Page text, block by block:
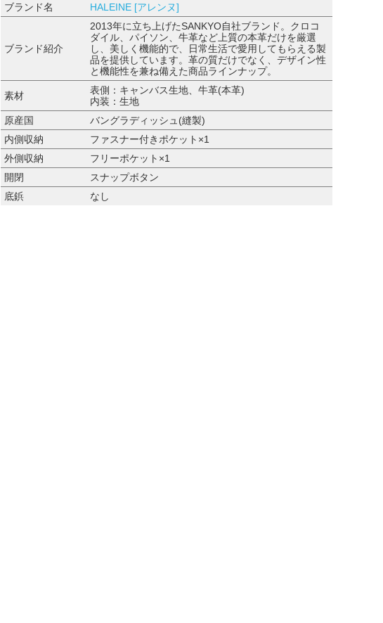
ブランド名
HALEINE [アレンヌ]
ブランド紹介
2013年に立ち上げたSANKYO自社ブランド。クロコ
ダイル、パイソン、牛革など上質の本革だけを厳選
し、美しく機能的で、日常生活で愛用してもらえる製
品を提供しています。革の質だけでなく、デザイン性
と機能性を兼ね備えた商品ラインナップ。
素材
表側：キャンバス生地、牛革(本革)
内装：生地
原産国
バングラディッシュ(縫製)
内側収納
ファスナー付きポケット×1
外側収納
フリーポケット×1
開閉
スナップボタン
底鋲
なし